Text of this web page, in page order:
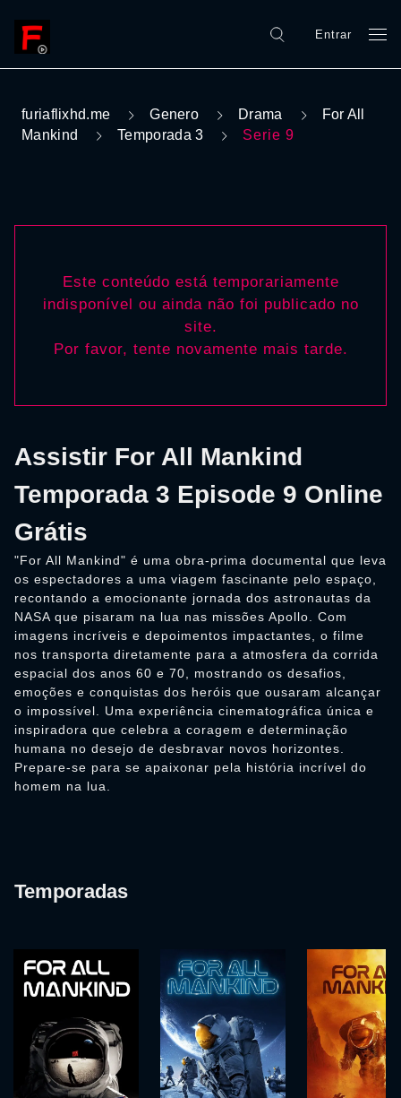
Entrar
furiaflixhd.me Genero Drama
For All
Mankind
Temporada 3 Serie 9
Este conteúdo está temporariamente
indisponível ou ainda não foi publicado no
site.
Por favor, tente novamente mais tarde.
Assistir For All Mankind
Temporada 3 Episode 9 Online
Grátis
"For All Mankind" é uma obra-prima documental que leva
os espectadores a uma viagem fascinante pelo espaço,
recontando a emocionante jornada dos astronautas da
NASA que pisaram na lua nas missões Apollo. Com
imagens incríveis e depoimentos impactantes, o filme
nos transporta diretamente para a atmosfera da corrida
espacial dos anos 60 e 70, mostrando os desafios,
emoções e conquistas dos heróis que ousaram alcançar
o impossível. Uma experiência cinematográfica única e
inspiradora que celebra a coragem e determinação
humana no desejo de desbravar novos horizontes.
Prepare-se para se apaixonar pela história incrível do
homem na lua.
Temporadas